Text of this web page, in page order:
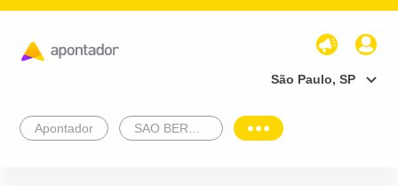
São Paulo, SP
Apontador